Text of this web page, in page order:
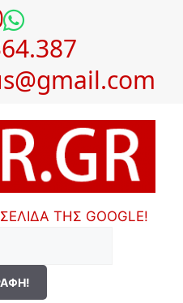
ΤΗΣ GOOGLE!